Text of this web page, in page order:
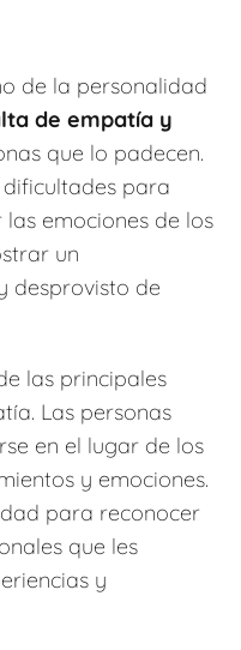
de la personalidad
de empatía y
que lo padecen.
dificultades para
emociones de los
un
desprovisto de
las principales
Las personas
en el lugar de los
y emociones.
para reconocer
que les
y